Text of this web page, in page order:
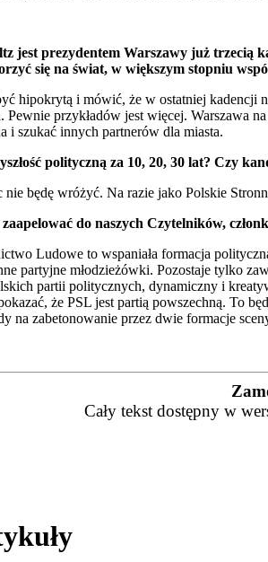
jest prezydentem Warszawy już trzecią
się na świat, w większym stopniu
hipokrytą i mówić, że w ostatniej kadencji
przykładów jest więcej. Warszawa
i szukać innych partnerów dla miasta.
polityczną za 10, 20, 30 lat? Czy
będę wróżyć. Na razie jako Polskie
do naszych Czytelników,
Ludowe to wspaniała formacja
partyjne młodzieżówki. Pozostaje tylko
partii politycznych, dynamiczny i
że PSL jest partią powszechną. To
na zabetonowanie przez dwie formacje
Cały tekst dostępny w